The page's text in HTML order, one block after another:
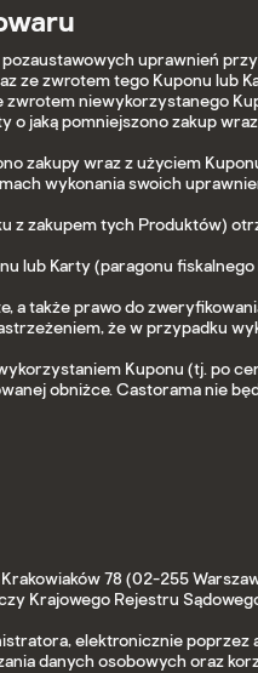
uprawnień
ze zwrotem tego Kuponu lub
niewykorzystanego
jaką pomniejszono zakup
zakupy wraz z użyciem
wykonania swoich
zakupem tych Produktów)
lub Karty (paragonu
a także prawo do
że w przypadku
Kuponu (tj. po
obniżce. Castorama nie
78 (02-255
Krajowego Rejestru
elektronicznie poprzez
danych osobowych oraz